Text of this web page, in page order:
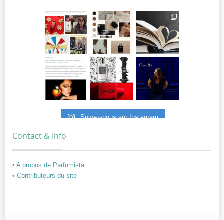
Suivez-nous sur Instagram
Contact & Info
• A propos de Parfumista
• Contributeurs du site